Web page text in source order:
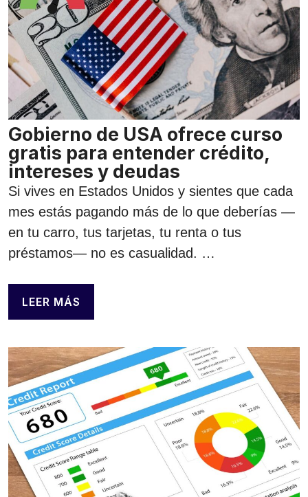
Gobierno de USA ofrece curso
gratis para entender crédito,
intereses y deudas
Si vives en Estados Unidos y sientes que cada
mes estás pagando más de lo que deberías —
en tu carro, tus tarjetas, tu renta o tus
préstamos— no es casualidad. …
LEER MÁS